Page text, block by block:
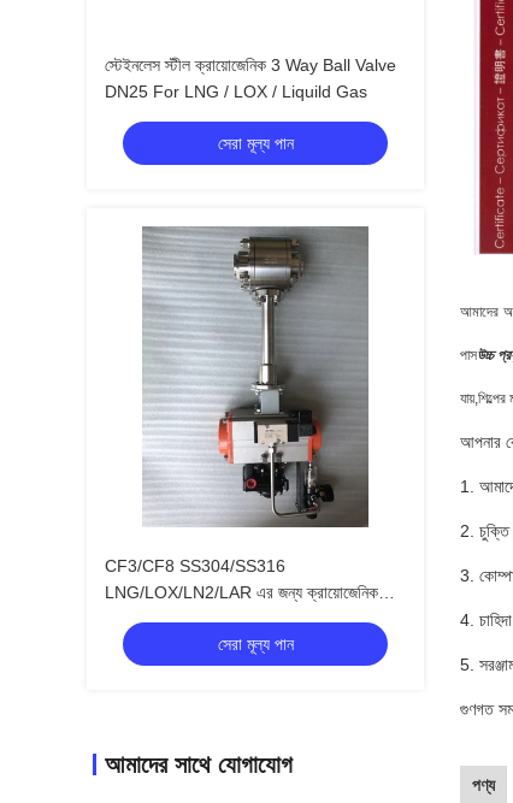
স্টেইনলেস স্টীল ক্রায়োজেনিক 3 Way Ball Valve
DN25 For LNG / LOX / Liquild Gas
সেরা মূল্য পান
CF3/CF8 SS304/SS316
LNG/LOX/LN2/LAR এর জন্য ক্রায়োজেনিক
বায়ুসংক্রান্ত বল ভালভ
সেরা মূল্য পান
আমাদের সাথে যোগাযোগ
আমাদের
পাসউচ্চ
আপনার
1.
2. চুক্তি
3.
4.
5.
গুণগত
পণ্য